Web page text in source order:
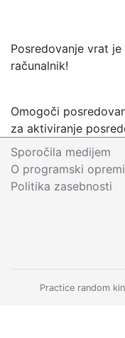
Posredovanje vrat
računalnik!
Omogoči
za aktiviranje
Sporočila medijem
O programski
Politika zasebnosti
Practice random